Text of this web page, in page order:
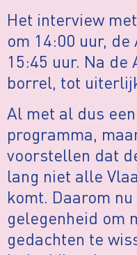
Het interview
om 14:00 uur, de
15:45 uur. Na de
borrel, tot
Al met al dus
programma,
voorstellen dat
lang niet alle
komt. Daarom
gelegenheid om
gedachten te